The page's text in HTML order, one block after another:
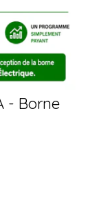
- Borne